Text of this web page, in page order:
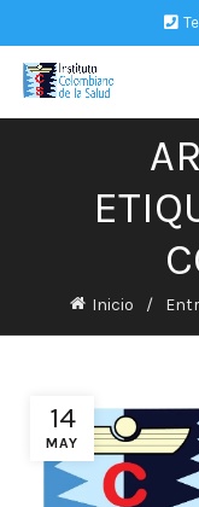
Inicio
14
MAY